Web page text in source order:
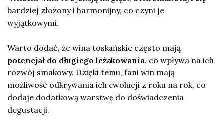
bardziej złożony i harmonijny, co czyni je
wyjątkowymi.
Warto dodać, że wina toskańskie często mają
potencjał do długiego leżakowania, co wpływa na ich
rozwój smakowy. Dzięki temu, fani win mają
możliwość odkrywania ich ewolucji z roku na rok, co
dodaje dodatkową warstwę do doświadczenia
degustacji.